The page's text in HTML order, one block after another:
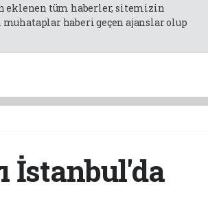
eklenen tüm haberler, sitemizin
haberi geçen ajanslar olup
İstanbul'da